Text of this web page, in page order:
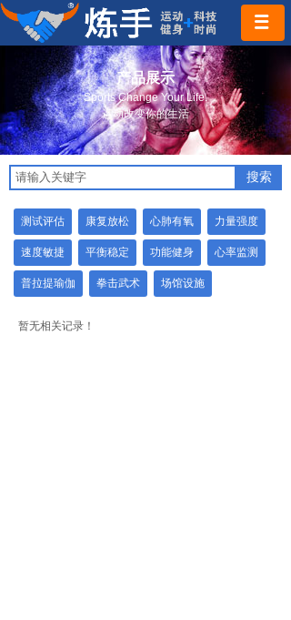
产品展示
Sports Change Your Life.
运动改变你的生活
搜索
测试评估 康复放松 心肺有氧 力量强度
速度敏捷 平衡稳定 功能健身 心率监测
普拉提瑜伽 拳击武术 场馆设施
暂无相关记录！